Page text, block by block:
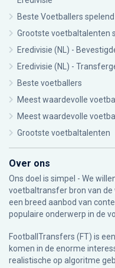
Beste Voetballers
Grootste voetbaltalenten
Eredivisie (NL) -
Eredivisie (NL) -
Beste voetballers
Meest waardevolle
Meest waardevolle
Grootste voetbaltalenten
Over ons
Ons doel is simpel - We
voetbaltransfer bron van
een breed aanbod van
populaire onderwerp in de
FootballTransfers (FT) is
komen in de enorme
realistische op algoritme